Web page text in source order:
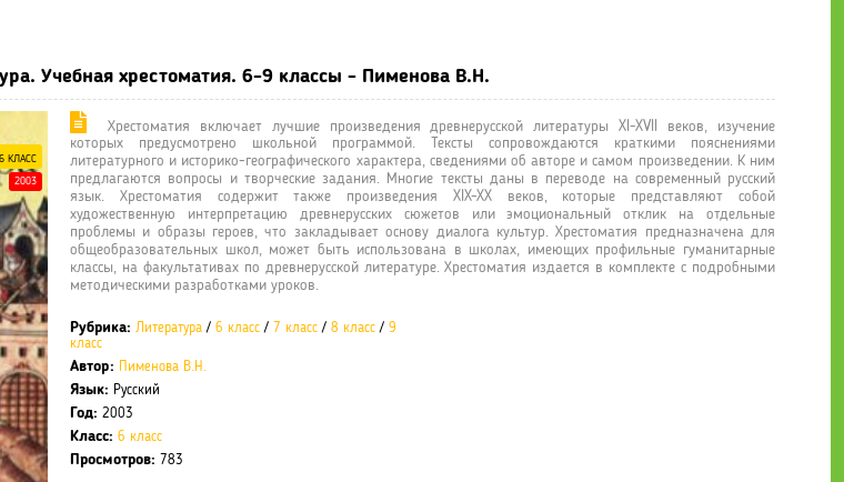
по предметам
Учебная хрестоматия. 6-9 классы - Пименова В.Н.
6 КЛАСС
2003
Хрестоматия включает лучшие произведения древнерусской литературы XI-XVII веков, изучение
которых предусмотрено школьной программой. Тексты сопровождаются краткими пояснениями
литературного и историко-географического характера, сведениями об авторе и самом произведении. К ним
предлагаются вопросы и творческие задания. Многие тексты даны в переводе на современный русский
язык. Хрестоматия содержит также произведения XIX-XX веков, которые представляют собой
художественную интерпретацию древнерусских сюжетов или эмоциональный отклик на отдельные
проблемы и образы героев, что закладывает основу диалога культур. Хрестоматия предназначена для
общеобразовательных школ, может быть использована в школах, имеющих профильные гуманитарные
классы, на факультативах по древнерусской литературе. Хрестоматия издается в комплекте с подробными
методическими разработками уроков.
Рубрика: Литература / 6 класс / 7 класс / 8 класс / 9
класс
Автор: Пименова В.Н.
Язык: Русский
Год: 2003
Класс: 6 класс
Просмотров: 783